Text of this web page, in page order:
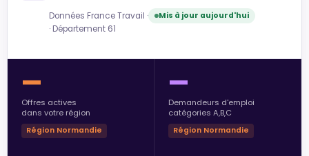
Données France Travail · Mis à jour aujourd'hui
· Département 61
—
Offres actives
dans votre région
Région Normandie
—
Demandeurs d'emploi
catégories A,B,C
Région Normandie